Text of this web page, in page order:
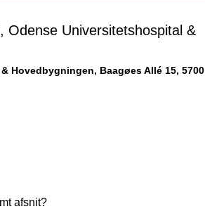
Universitetshospital &
Hovedbygningen, Baagøes Allé 15, 5700
afsnit?